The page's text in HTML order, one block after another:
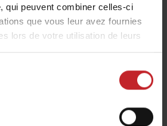
qui peuvent combiner celles-ci
que vous leur avez fournies
lors de votre utilisation de leurs
L 8-32 Central Fill, Tempo R
Tempo T 6-7, Tempo V 6-12